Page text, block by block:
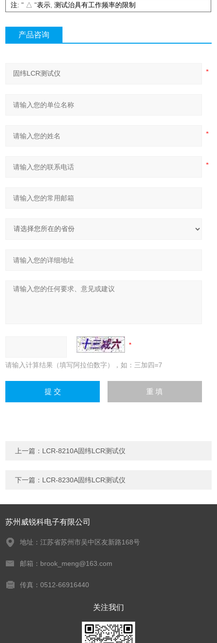
注: " △ "表示 ,测试治具有工作频率的限制
产品咨询
请输入计算结果（填写阿拉伯数字），如：三加四=7
上一篇： LCR-8210A固纬LCR测试仪
下一篇： LCR-8230A固纬LCR测试仪
苏州威锐科电子有限公司
地址：江苏省苏州市吴中区友新路168号
邮箱：brook_meng@163.com
传真：0512-66916440
关注我们